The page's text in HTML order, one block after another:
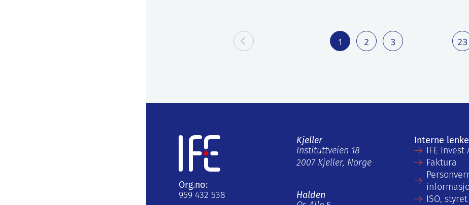
1 2 3 23
Org.no:
959 432 538
Kjeller
Instituttveien 18
2007 Kjeller, Norge
Halden
Interne
IFE Invest
Faktura
ISO,